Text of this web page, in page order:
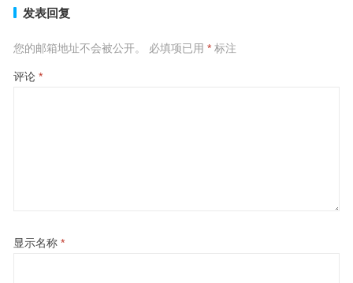
发表回复
您的邮箱地址不会被公开。 必填项已用 *标注
评论 *
显示名称 *